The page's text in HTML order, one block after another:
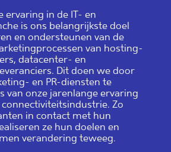
ervaring in de IT- en
is ons belangrijkste doel
en ondersteunen van de
van hosting-
datacenter- en
Dit doen we door
en PR-diensten te
van onze jarenlange ervaring
Zo
in contact met hun
ze hun doelen en
verandering teweeg.